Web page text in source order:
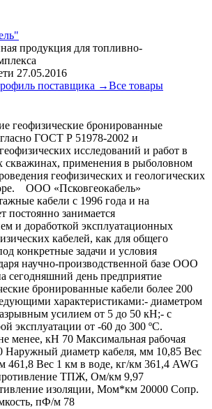
продукция для топливно-
27.05.2016
поставщика →Все товары
геофизические бронированные
ГОСТ Р 51978-2002 и
исследований и работ в
скважинах, применения в рыболовном
геофизических и геологических
ООО «Псковгеокабель»
кабели с 1996 года и на
постоянно занимается
и доработкой эксплуатационных
кабелей, как для общего
конкретные задачи и условия
научно-производственной базе ООО
сегодняшний день предприятие
бронированные кабели более 200
характеристиками:- диаметром
усилием от 5 до 50 кН;- с
эксплуатации от -60 до 300 ºС.
менее, кН 70 Максимальная рабочая
Наружный диаметр кабеля, мм 10,85 Вес
461,8 Вес 1 км в воде, кг/км 361,4 AWG
ТПЖ, Ом/км 9,97
изоляции, Мом*км 20000 Сопр.
пФ/м 78